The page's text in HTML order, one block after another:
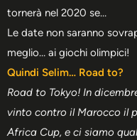
tornerà nel 2020 se…
Le date non saranno
meglio… ai giochi olimpici!
Quindi Selim… Road to?
Road to Tokyo! In
vinto contro il Marocco il
Africa Cup, e ci siamo